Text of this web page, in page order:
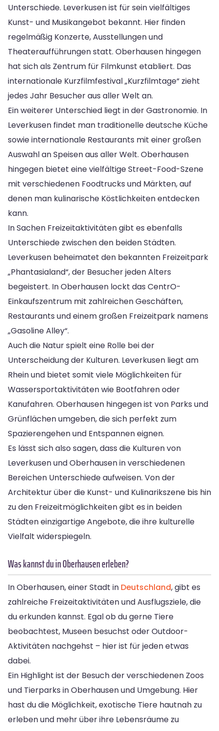
Unterschiede. Leverkusen ist für sein vielfältiges
Kunst- und Musikangebot bekannt. Hier finden
regelmäßig Konzerte, Ausstellungen und
Theateraufführungen statt. Oberhausen hingegen
hat sich als Zentrum für Filmkunst etabliert. Das
internationale Kurzfilmfestival „Kurzfilmtage“ zieht
jedes Jahr Besucher aus aller Welt an.
Ein weiterer Unterschied liegt in der Gastronomie. In
Leverkusen findet man traditionelle deutsche Küche
sowie internationale Restaurants mit einer großen
Auswahl an Speisen aus aller Welt. Oberhausen
hingegen bietet eine vielfältige Street-Food-Szene
mit verschiedenen Foodtrucks und Märkten, auf
denen man kulinarische Köstlichkeiten entdecken
kann.
In Sachen Freizeitaktivitäten gibt es ebenfalls
Unterschiede zwischen den beiden Städten.
Leverkusen beheimatet den bekannten Freizeitpark
„Phantasialand“, der Besucher jeden Alters
begeistert. In Oberhausen lockt das CentrO-
Einkaufszentrum mit zahlreichen Geschäften,
Restaurants und einem großen Freizeitpark namens
„Gasoline Alley“.
Auch die Natur spielt eine Rolle bei der
Unterscheidung der Kulturen. Leverkusen liegt am
Rhein und bietet somit viele Möglichkeiten für
Wassersportaktivitäten wie Bootfahren oder
Kanufahren. Oberhausen hingegen ist von Parks und
Grünflächen umgeben, die sich perfekt zum
Spazierengehen und Entspannen eignen.
Es lässt sich also sagen, dass die Kulturen von
Leverkusen und Oberhausen in verschiedenen
Bereichen Unterschiede aufweisen. Von der
Architektur über die Kunst- und Kulinarikszene bis hin
zu den Freizeitmöglichkeiten gibt es in beiden
Städten einzigartige Angebote, die ihre kulturelle
Vielfalt widerspiegeln.
Was kannst du in Oberhausen erleben?
In Oberhausen, einer Stadt in Deutschland, gibt es
zahlreiche Freizeitaktivitäten und Ausflugsziele, die
du erkunden kannst. Egal ob du gerne Tiere
beobachtest, Museen besuchst oder Outdoor-
Aktivitäten nachgehst – hier ist für jeden etwas
dabei.
Ein Highlight ist der Besuch der verschiedenen Zoos
und Tierparks in Oberhausen und Umgebung. Hier
hast du die Möglichkeit, exotische Tiere hautnah zu
erleben und mehr über ihre Lebensräume zu